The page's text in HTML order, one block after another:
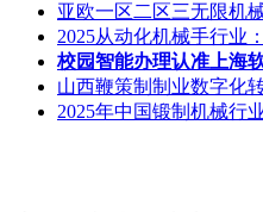
亚欧一区二区三无限机
2025从动化机械手行业
校园智能办理认准上海
山西鞭策制制业数字化
2025年中国锻制机械行